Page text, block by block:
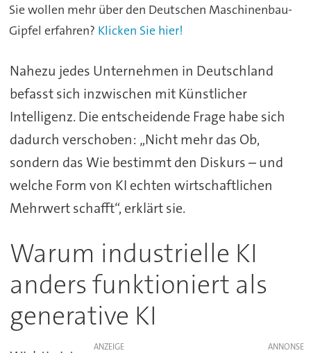
Sie wollen mehr über den Deutschen Maschinenbau-
Gipfel erfahren? Klicken Sie hier!
Nahezu jedes Unternehmen in Deutschland
befasst sich inzwischen mit Künstlicher
Intelligenz. Die entscheidende Frage habe sich
dadurch verschoben: „Nicht mehr das Ob,
sondern das Wie bestimmt den Diskurs – und
welche Form von KI echten wirtschaftlichen
Mehrwert schafft“, erklärt sie.
Warum industrielle KI
anders funktioniert als
generative KI
ANZEIGE